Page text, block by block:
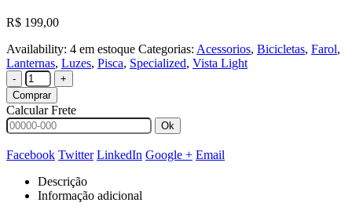
R$ 199,00
Availability: 4 em estoque Categorias: Acessorios, Bicicletas, Farol,
Lanternas, Luzes, Pisca, Specialized, Vista Light
-
+
Comprar
Calcular Frete
Ok
Facebook Twitter LinkedIn Google + Email
Descrição
Informação adicional